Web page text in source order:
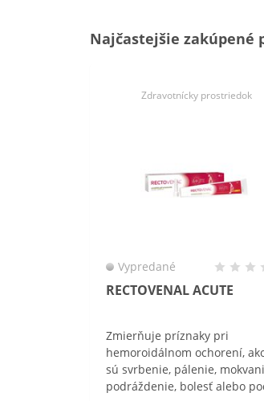
Najčastejšie zakúpené
Zdravotnícky prostriedok
RECTOVENAL ACUTE
Vypredané
Zmierňuje príznaky pri
hemoroidálnom ochorení,
sú svrbenie, pálenie,
podráždenie, bolesť alebo